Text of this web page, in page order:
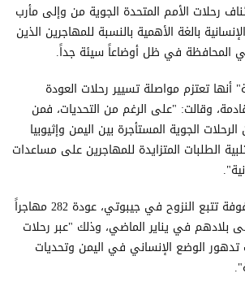
رحلات الأمم المتحدة الجوية من وإلى مأرب
بالغة الأهمية بالنسبة للمهاجرين الذين
المحافظة في ظل أوضاعاً سيئة جداً.
أنها تعتزم مواصلة تسيير رحلات العودة
وقالت: "على الرغم من التحديات، فمن
الجوية المستأجرة بين اليمن وإثيوبيا
الطلبات المتزايدة للمهاجرين على مساعدات
هذا وسجل فريق مصفوفة تتبع النزوح في جيبوتي، عودة 282 مهاجراً
أنثى) إلى بلادهم في يناير الماضي، وذلك "عبر رحلات
تدهور الوضع الإنساني في اليمن وتحديات